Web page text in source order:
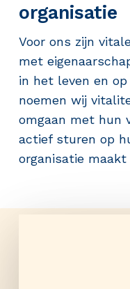
organisatie
Voor ons zijn
met
in het leven en
noemen wij
omgaan met hun
actief sturen op
organisatie